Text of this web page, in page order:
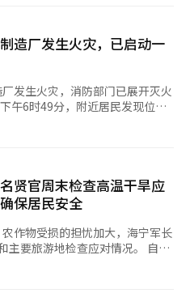
感觉会有好事发生。因此，第二
天后晚
于彩票的情节，突然想起了我买
果是没
造厂发生火灾，已启动一
发生火灾，消防部门已展开灭火
即拨打119报警。 消防部门
工作完成后，将对火灾原因进行
系统翻译与编辑。
贤官周末检查高温干旱应
保居民安全
作物受损的担忧加大，海宁军长
旅游地检查应对情况。 自上
已启动灾害安全对策本部的紧急